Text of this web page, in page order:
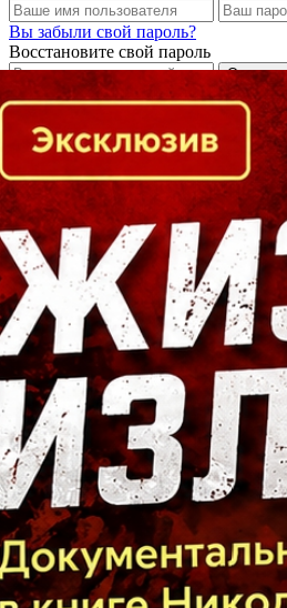
Вы забыли свой пароль?
Восстановите свой пароль
Кто есть кто в Байкальском регионе